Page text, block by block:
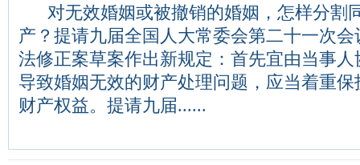
对无效婚姻或被撤销的婚姻，怎样分割
产？提请九届全国人大常委会第二十一次
法修正案草案作出新规定：首先宜由当事
导致婚姻无效的财产处理问题，应当着重
财产权益。提请九届......